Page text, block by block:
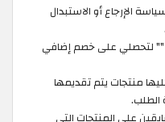
الإرجاع أو الاستبدال
" لتحصلي على خصم إضافي
منتجات يتم تقديمها
الطلب.
على المنتجات التي